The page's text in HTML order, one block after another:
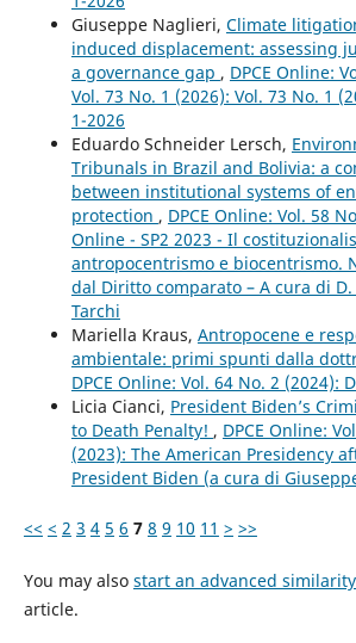
Giuseppe Naglieri, Climate
induced displacement: assessing
a governance gap , DPCE Online:
Vol. 73 No. 1 (2026): Vol. 73 No. 1
1-2026
Eduardo Schneider Lersch,
Tribunals in Brazil and Bolivia: a
between institutional systems of
protection , DPCE Online: Vol. 58
Online - SP2 2023 - Il
antropocentrismo e biocentrismo.
dal Diritto comparato – A cura di
Tarchi
Mariella Kraus, Antropocene e
ambientale: primi spunti dalla
DPCE Online: Vol. 64 No. 2 (2024):
Licia Cianci, President Biden’s
to Death Penalty! , DPCE Online:
(2023): The American Presidency
President Biden (a cura di
<< < 2 3 4 5 6 7 8 9 10 11 > >>
You may also start an advanced
article.